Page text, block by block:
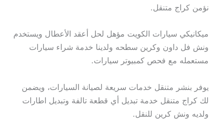
نؤمن كراج متنقل.
ميكانيكي سيارات الكويت مؤهل لحل أعقد الأعطال ويستخدم
ونش فل داون وكرين سطحه ولدينا خدمة شراء سيارات
مستعمله مع فحص كمبيوتر سيارات.
يوفر بنشر متنقل خدمات سريعة لصيانة السيارات، ويضمن
لك كراج متنقل خدمة تبديل أي قطعة تالفة وتبديل اطارات
ولديه ونش كرين للنقل.